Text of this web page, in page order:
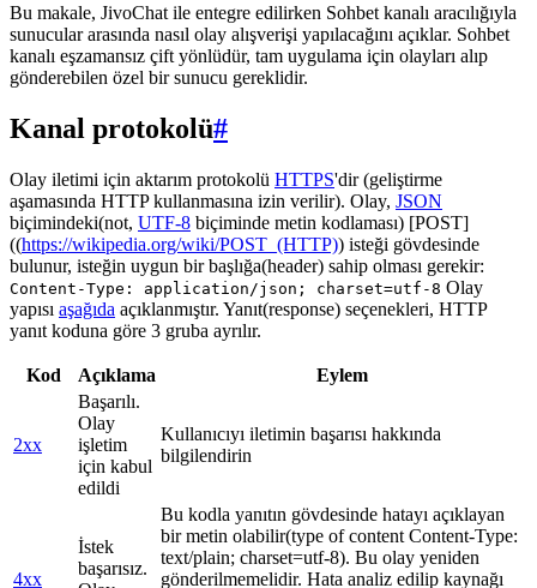
Bu makale, JivoChat ile entegre edilirken Sohbet kanalı aracılığıyla
sunucular arasında nasıl olay alışverişi yapılacağını açıklar. Sohbet
kanalı eşzamansız çift yönlüdür, tam uygulama için olayları alıp
gönderebilen özel bir sunucu gereklidir.
Kanal protokolü#
Olay iletimi için aktarım protokolü HTTPS'dir (geliştirme
aşamasında HTTP kullanmasına izin verilir). Olay, JSON
biçimindeki(not, UTF-8 biçiminde metin kodlaması) [POST]
((https://wikipedia.org/wiki/POST_(HTTP)) isteği gövdesinde
bulunur, isteğin uygun bir başlığa(header) sahip olması gerekir:
Content-Type: application/json; charset=utf-8 Olay
yapısı aşağıda açıklanmıştır. Yanıt(response) seçenekleri, HTTP
yanıt koduna göre 3 gruba ayrılır.
Kod Açıklama Eylem
2xx
Başarılı.
Olay
işletim
için kabul
edildi
Kullanıcıyı iletimin başarısı hakkında
bilgilendirin
4xx
İstek
başarısız.
Bu kodla yanıtın gövdesinde hatayı açıklayan
bir metin olabilir(type of content Content-Type:
text/plain; charset=utf-8). Bu olay yeniden
gönderilmemelidir. Hata analiz edilip kaynağı